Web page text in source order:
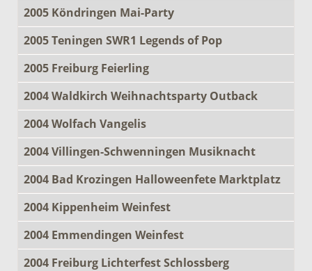
2005 Köndringen Mai-Party
2005 Teningen SWR1 Legends of Pop
2005 Freiburg Feierling
2004 Waldkirch Weihnachtsparty Outback
2004 Wolfach Vangelis
2004 Villingen-Schwenningen Musiknacht
2004 Bad Krozingen Halloweenfete Marktplatz
2004 Kippenheim Weinfest
2004 Emmendingen Weinfest
2004 Freiburg Lichterfest Schlossberg